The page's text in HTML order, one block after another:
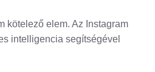
kötelező elem. Az Instagram
intelligencia segítségével